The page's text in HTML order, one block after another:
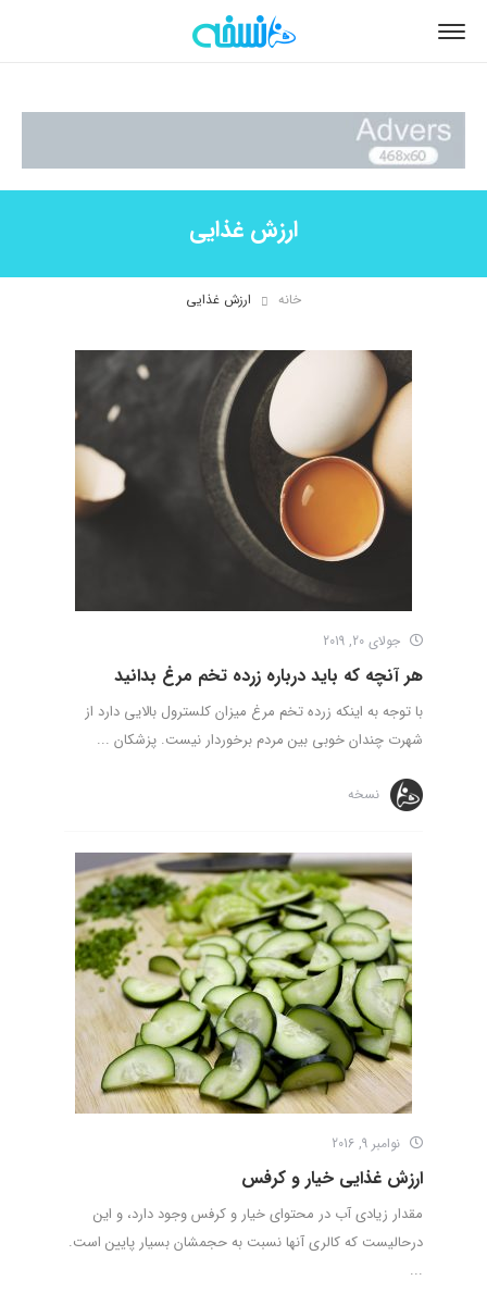
ارزش غذایی
خانه ارزش غذایی
جولای 20, 2019
هر آنچه که باید درباره زرده تخم مرغ بدانید
با توجه به اینکه زرده تخم مرغ میزان کلسترول بالایی دارد از
شهرت چندان خوبی بین مردم برخوردار نیست. پزشکان ...
نسخه
نوامبر 9, 2016
ارزش غذایی خیار و کرفس
مقدار زیادی آب در محتوای خیار و کرفس وجود دارد، و این
درحالیست که کالری آنها نسبت به حجمشان بسیار پایین است.
...